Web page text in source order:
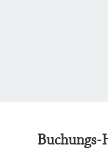
Buchungs-